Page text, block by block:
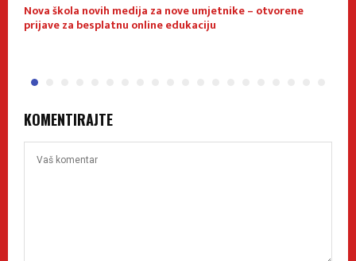
Nova škola novih medija za nove umjetnike – otvorene
prijave za besplatnu online edukaciju
KOMENTIRAJTE